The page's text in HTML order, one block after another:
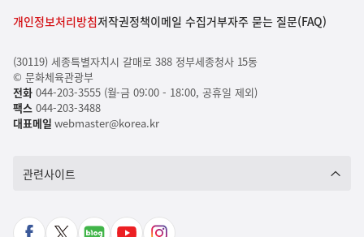
개인정보처리방침저작권정책이메일 수집거부자주 묻는 질문(FAQ)
(30119) 세종특별자치시 갈매로 388 정부세종청사 15동
© 문화체육관광부
전화044-203-3555 (월-금 09:00 - 18:00, 공휴일 제외)
팩스044-203-3488
대표메일 webmaster@korea.kr
관련사이트